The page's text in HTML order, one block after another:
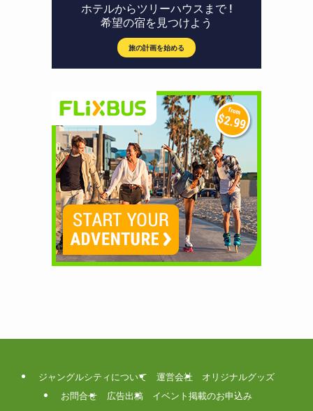
ジャングルシティについて 運営会社
オリジナルグッズ
お問合せ
広告出稿
イベント掲載のお申込み